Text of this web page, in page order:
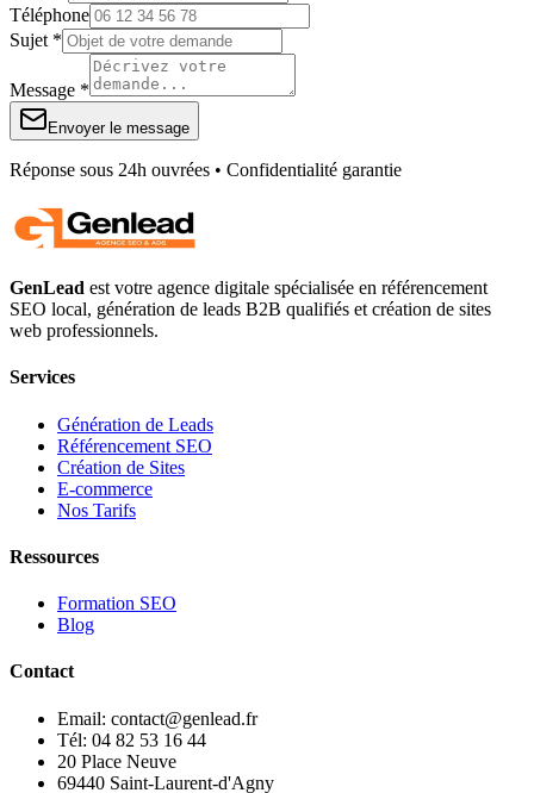
Téléphone
Sujet *
Message *
Envoyer le message
Réponse sous 24h ouvrées • Confidentialité garantie
GenLead est votre agence digitale spécialisée en référencement
SEO local, génération de leads B2B qualifiés et création de sites
web professionnels.
Services
Génération de Leads
Référencement SEO
Création de Sites
E-commerce
Nos Tarifs
Ressources
Formation SEO
Blog
Contact
Email: contact@genlead.fr
Tél: 04 82 53 16 44
20 Place Neuve
69440 Saint-Laurent-d'Agny